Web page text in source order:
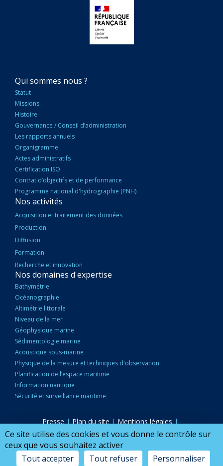
NAVIGATION
PRINCIPALE
Qui sommes nous ?
Statut
Missions
Histoire
Gouvernance / Conseil d’administration
Les rapports annuels
Organigramme
Actes administratifs
Certification ISO
Contrat d’objectifs et de performance
Programme national d'hydrographie (PNH)
Nos activités
Acquisition et traitement des données
Production
Diffusion
Formation
Recherche et innovation
Nos domaines d'expertise
Bathymétrie
Océanographie
Altimétrie littorale
Niveau de la mer
Géophysique marine
Sédimentologie marine
Acoustique sous-marine
Physique de la mesure et techniques d'observation
Planification de l’espace maritime
Information nautique
Sécurité et surveillance maritime
PIED
DE
PAGE
Presse | Plan du site | Mentions légales |
Accessibilité : partiellement conforme | Marchés publics |
Nous Contacter | Configurer mes cookies
Ce site utilise des cookies et vous donne le contrôle sur
ceux que vous souhaitez activer
Tout accepter
Tout refuser Personnaliser